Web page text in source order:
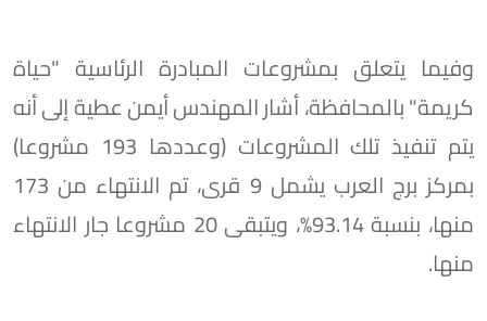
وفيما يتعلق بمشروعات المبادرة الرئاسية "حياة
كريمة" بالمحافظة، أشار المهندس أيمن عطية إلى أنه
يتم تنفيذ تلك المشروعات (وعددها 193 مشروعا)
بمركز برج العرب يشمل 9 قرى، تم الانتهاء من 173
منها، بنسبة 93.14%، ويتبقى 20 مشروعا جار الانتهاء
منها.